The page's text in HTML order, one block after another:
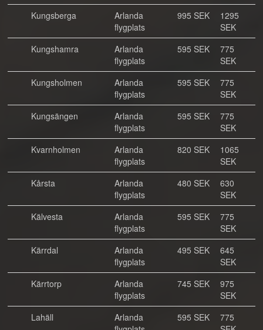
Kungsberga
Arlanda
flygplats
995 SEK
1295
SEK
Kungshamra
Arlanda
flygplats
595 SEK
775
SEK
Kungsholmen
Arlanda
flygplats
595 SEK
775
SEK
Kungsängen
Arlanda
flygplats
595 SEK
775
SEK
Kvarnholmen
Arlanda
flygplats
820 SEK
1065
SEK
Kårsta
Arlanda
flygplats
480 SEK
630
SEK
Kälvesta
Arlanda
flygplats
595 SEK
775
SEK
Kärrdal
Arlanda
flygplats
495 SEK
645
SEK
Kärrtorp
Arlanda
flygplats
745 SEK
975
SEK
Lahäll
Arlanda
595 SEK
775